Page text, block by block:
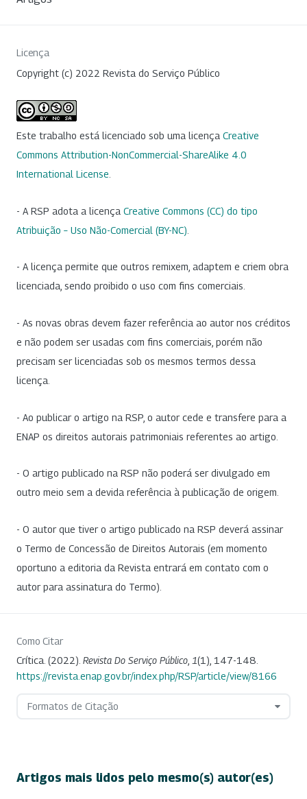
Licença
Copyright (c) 2022 Revista do Serviço Público
Este trabalho está licenciado sob uma licença Creative
Commons Attribution-NonCommercial-ShareAlike 4.0
International License
- A RSP adota a licença Creative Commons (CC) do tipo
Atribuição – Uso Não-Comercial (BY-NC)
- A licença permite que outros remixem, adaptem e criem obra
licenciada, sendo proibido o uso com fins comerciais.
- As novas obras devem fazer referência ao autor nos créditos
e não podem ser usadas com fins comerciais, porém não
precisam ser licenciadas sob os mesmos termos dessa
licença.
- Ao publicar o artigo na RSP, o autor cede e transfere para a
ENAP os direitos autorais patrimoniais referentes ao artigo.
- O artigo publicado na RSP não poderá ser divulgado em
outro meio sem a devida referência à publicação de origem.
- O autor que tiver o artigo publicado na RSP deverá assinar
o Termo de Concessão de Direitos Autorais (em momento
oportuno a editoria da Revista entrará em contato com o
autor para assinatura do Termo).
Como Citar
Crítica. (2022). Revista Do Serviço Público 1(1), 147-148.
https://revista.enap.gov.br/index.php/RSP/article/view/8166
Formatos de Citação
Artigos mais lidos pelo mesmo(s) autor(es)